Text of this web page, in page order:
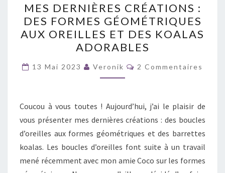
DERNIÈRES
CRÉATIONS
:
DES
FORMES
GÉOMÉTRIQUES
OREILLES
ET
DES
KOALAS
ADORABLES
MES DERNIÈRES CRÉATIONS :
DES FORMES GÉOMÉTRIQUES
AUX OREILLES ET DES KOALAS
ADORABLES
13 Mai 2023 Veronik Commentaires
2 Commentaires
Coucou à vous toutes ! Aujourd’hui, j’ai le plaisir de
vous présenter mes dernières créations : des boucles
d’oreilles aux formes géométriques et des barrettes
koalas. Les boucles d’oreilles font suite à un travail
mené récemment avec mon amie Coco sur les formes